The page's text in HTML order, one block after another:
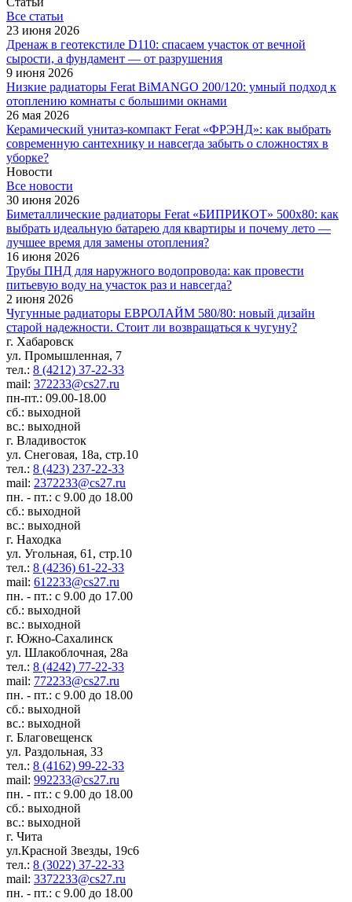
Все cтатьи
23 июня 2026
Дренаж в геотекстиле D110: спасаем участок от вечной
сырости, а фундамент — от разрушения
9 июня 2026
Низкие радиаторы Ferat BiMANGO 200/120: умный подход к
отоплению комнаты с большими окнами
26 мая 2026
Керамический унитаз-компакт Ferat «ФРЭНД»: как выбрать
современную сантехнику и навсегда забыть о сложностях в
уборке?
Новости
Все новости
30 июня 2026
Биметаллические радиаторы Ferat «БИПРИКОТ» 500x80: как
выбрать идеальную батарею для квартиры и почему лето —
лучшее время для замены отопления?
16 июня 2026
Трубы ПНД для наружного водопровода: как провести
питьевую воду на участок раз и навсегда?
2 июня 2026
Чугунные радиаторы ЕВРОЛАЙМ 580/80: новый дизайн
старой надежности. Стоит ли возвращаться к чугуну?
г. Хабаровск
ул. Промышленная, 7
тел.: 8 (4212) 37-22-33
mail: 372233@cs27.ru
пн-пт.: 09.00-18.00
сб.: выходной
вс.: выходной
г. Владивосток
ул. Снеговая, 18а, стр.10
тел.: 8 (423) 237-22-33
mail: 2372233@cs27.ru
пн. - пт.: с 9.00 до 18.00
сб.: выходной
вс.: выходной
г. Находка
ул. Угольная, 61, стр.10
тел.: 8 (4236) 61-22-33
mail: 612233@cs27.ru
пн. - пт.: с 9.00 до 17.00
сб.: выходной
вс.: выходной
г. Южно-Сахалинск
ул. Шлакоблочная, 28а
тел.: 8 (4242) 77-22-33
mail: 772233@cs27.ru
пн. - пт.: с 9.00 до 18.00
сб.: выходной
вс.: выходной
г. Благовещенск
ул. Раздольная, 33
тел.: 8 (4162) 99-22-33
mail: 992233@cs27.ru
пн. - пт.: с 9.00 до 18.00
сб.: выходной
вс.: выходной
г. Чита
ул.Красной Звезды, 19с6
тел.: 8 (3022) 37-22-33
mail: 3372233@cs27.ru
пн. - пт.: с 9.00 до 18.00